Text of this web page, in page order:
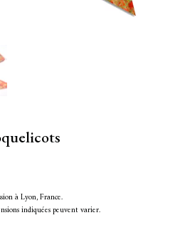
à Lyon, France.
indiquées peuvent varier.